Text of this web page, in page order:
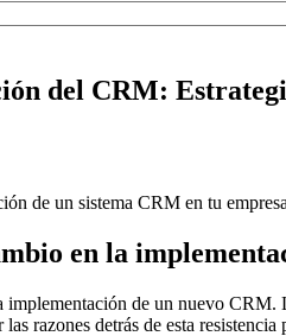
del CRM:
de un sistema CRM en tu
en la
implementación de un nuevo
razones detrás de esta resistencia